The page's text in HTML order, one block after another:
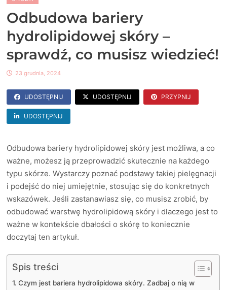
Odbudowa bariery
hydrolipidowej skóry –
sprawdź, co musisz wiedzieć!
23 grudnia, 2024
UDOSTĘPNIJ UDOSTĘPNIJ PRZYPNIJ
UDOSTĘPNIJ
Odbudowa bariery hydrolipidowej skóry jest możliwa, a co
ważne, możesz ją przeprowadzić skutecznie na każdego
typu skórze. Wystarczy poznać podstawy takiej pielęgnacji
i podejść do niej umiejętnie, stosując się do konkretnych
wskazówek. Jeśli zastanawiasz się, co musisz zrobić, by
odbudować warstwę hydrolipidową skóry i dlaczego jest to
ważne w kontekście dbałości o skórę to koniecznie
doczytaj ten artykuł.
Spis treści
Czym jest bariera hydrolipidowa skóry. Zadbaj o nią w